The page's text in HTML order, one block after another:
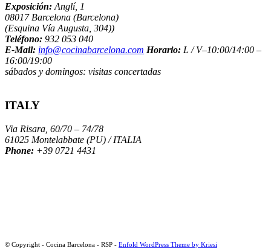
Exposición: Anglí, 1
08017 Barcelona (Barcelona)
(Esquina Vía Augusta, 304))
Teléfono: 932 053 040
E-Mail: info@cocinabarcelona.com Horario: L / V–10:00/14:00 –
16:00/19:00
sábados y domingos: visitas concertadas
ITALY
Via Risara, 60/70 – 74/78
61025 Montelabbate (PU) / ITALIA
Phone: +39 0721 4431
© Copyright - Cocina Barcelona - RSP - Enfold WordPress Theme by Kriesi